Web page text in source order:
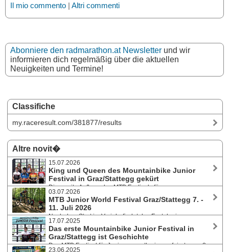
Classifiche
my.raceresult.com/381877/results
Altre novit�
15.07.2026
King und Queen des Mountainbike Junior
Festival in Graz/Stattegg gekürt
Die zweite Auflage des MTB Festivals für
Juniorensportler:innen von 7. - 11. Juli 2026 war mit 90 Teilnehmern
aus 15 Nationen, davon 5 Nationalteams, doppelt so groß wie im
Vorjahr. Nach 5 Rennen auf 4 verschiedenen Strecken holten sich Molly
Evaldson (SWE) und Viliam Balok (SVK) die Gesamtwertung. Video-
Highlights aller Bewerbe online.
03.07.2026
MTB Junior World Festival Graz/Stattegg 7. -
11. Juli 2026
Nach dem Start im Vorjahr findet das Fest der jungen
Talente heuer seine Fortsetzung: 5 Rennen auf 4 verschiedenen
Strecken lassen bei den Nachwuchsathlet:innen der Kategorie
Junior:innen (17 und 18 Jahre alt) keine Langeweile aufkommen. 15
Nation genannt - von USA bis Südafrika und von Estland bis Türkei.
17.07.2025
Das erste Mountainbike Junior Festival in
Graz/Stattegg ist Geschichte
Das MTB Festival für Juniorensportler:innen feierte von 8. -
23.06.2025
Il mio commento | Altri commenti
Abonniere den radmarathon.at Newsletter und wir
informieren dich regelmäßig über die aktuellen
Neuigkeiten und Termine!